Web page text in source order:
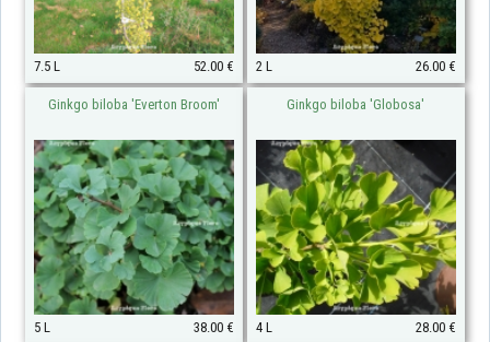
7.5 L 52.00 € 2 L 26.00 €
Ginkgo biloba 'Everton Broom'
5 L 38.00 €
Ginkgo biloba 'Globosa'
4 L 28.00 €